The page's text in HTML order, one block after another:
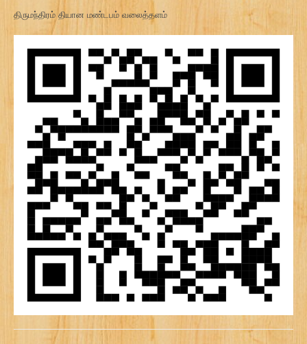
திருமந்திரம் தியான மண்டபம் வலைத்தளம்